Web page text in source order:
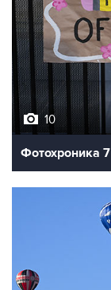
10
Фотохроника 7